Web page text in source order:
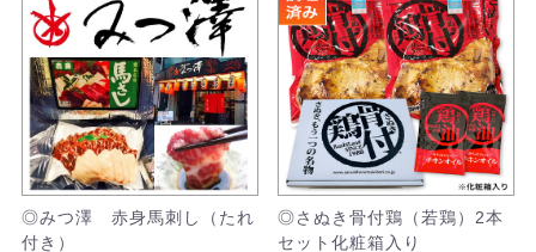
◎みつ澤 赤身馬刺し（たれ
付き）
◎さぬき骨付鶏（若鶏）2本
セット化粧箱入り